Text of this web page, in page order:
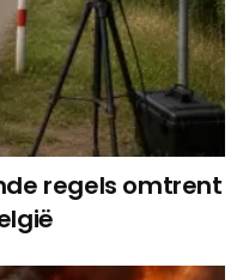
regels omtrent